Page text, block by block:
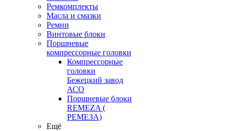
Ремкомплекты
Масла и смазки
Ремни
Винтовые блоки
Поршневые
компрессорные головки
Компрессорные
головки
Бежецкий завод
АСО
Поршневые блоки
REMEZA (
РЕМЕЗА)
Ещё